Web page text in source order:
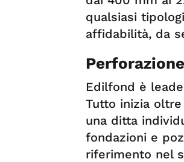
qualsiasi
affidabilità, da
Edilfond è
Tutto inizia oltre
una ditta
fondazioni e
riferimento nel